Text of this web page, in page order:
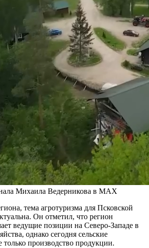
Михаила Ведерникова в MAX
тема агротуризма для Псковской
Он отметил, что регион
ведущие позиции на Северо-Западе в
однако сегодня сельские
только производство продукции.